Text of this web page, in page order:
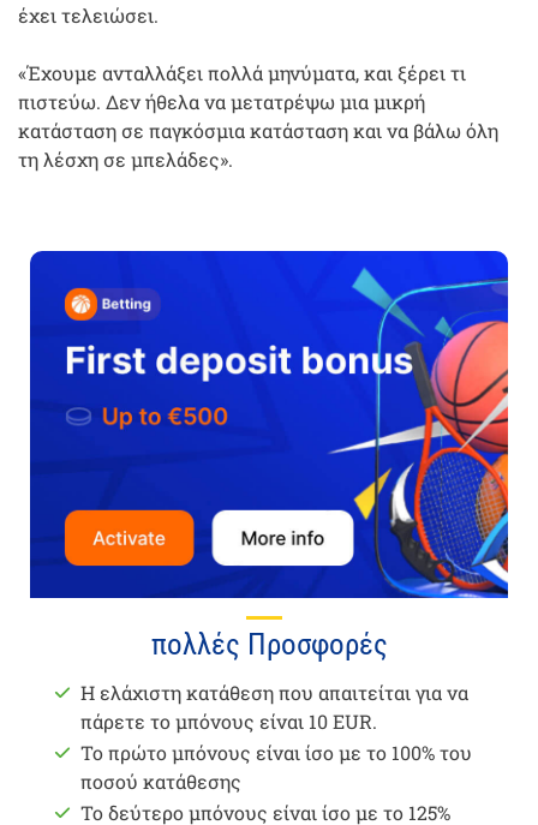
έχει τελειώσει.
«Έχουμε ανταλλάξει πολλά μηνύματα, και ξέρει τι
πιστεύω. Δεν ήθελα να μετατρέψω μια μικρή
κατάσταση σε παγκόσμια κατάσταση και να βάλω όλη
τη λέσχη σε μπελάδες».
πολλές Προσφορές
Η ελάχιστη κατάθεση που απαιτείται για να
πάρετε το μπόνους είναι 10 EUR.
Το πρώτο μπόνους είναι ίσο με το 100% του
ποσού κατάθεσης
Το δεύτερο μπόνους είναι ίσο με το 125%